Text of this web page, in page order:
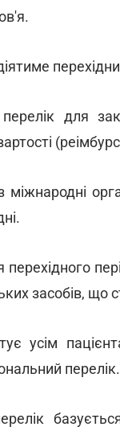
для
міжнародні
перехідного
засобів, що
усім
перелік.